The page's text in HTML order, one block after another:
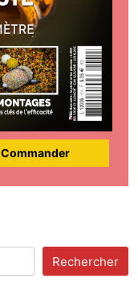
Commander
Rechercher